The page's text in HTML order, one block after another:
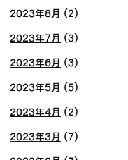
2023年8月 (2)
2023年7月 (3)
2023年6月 (3)
2023年5月 (5)
2023年4月 (2)
2023年3月 (7)